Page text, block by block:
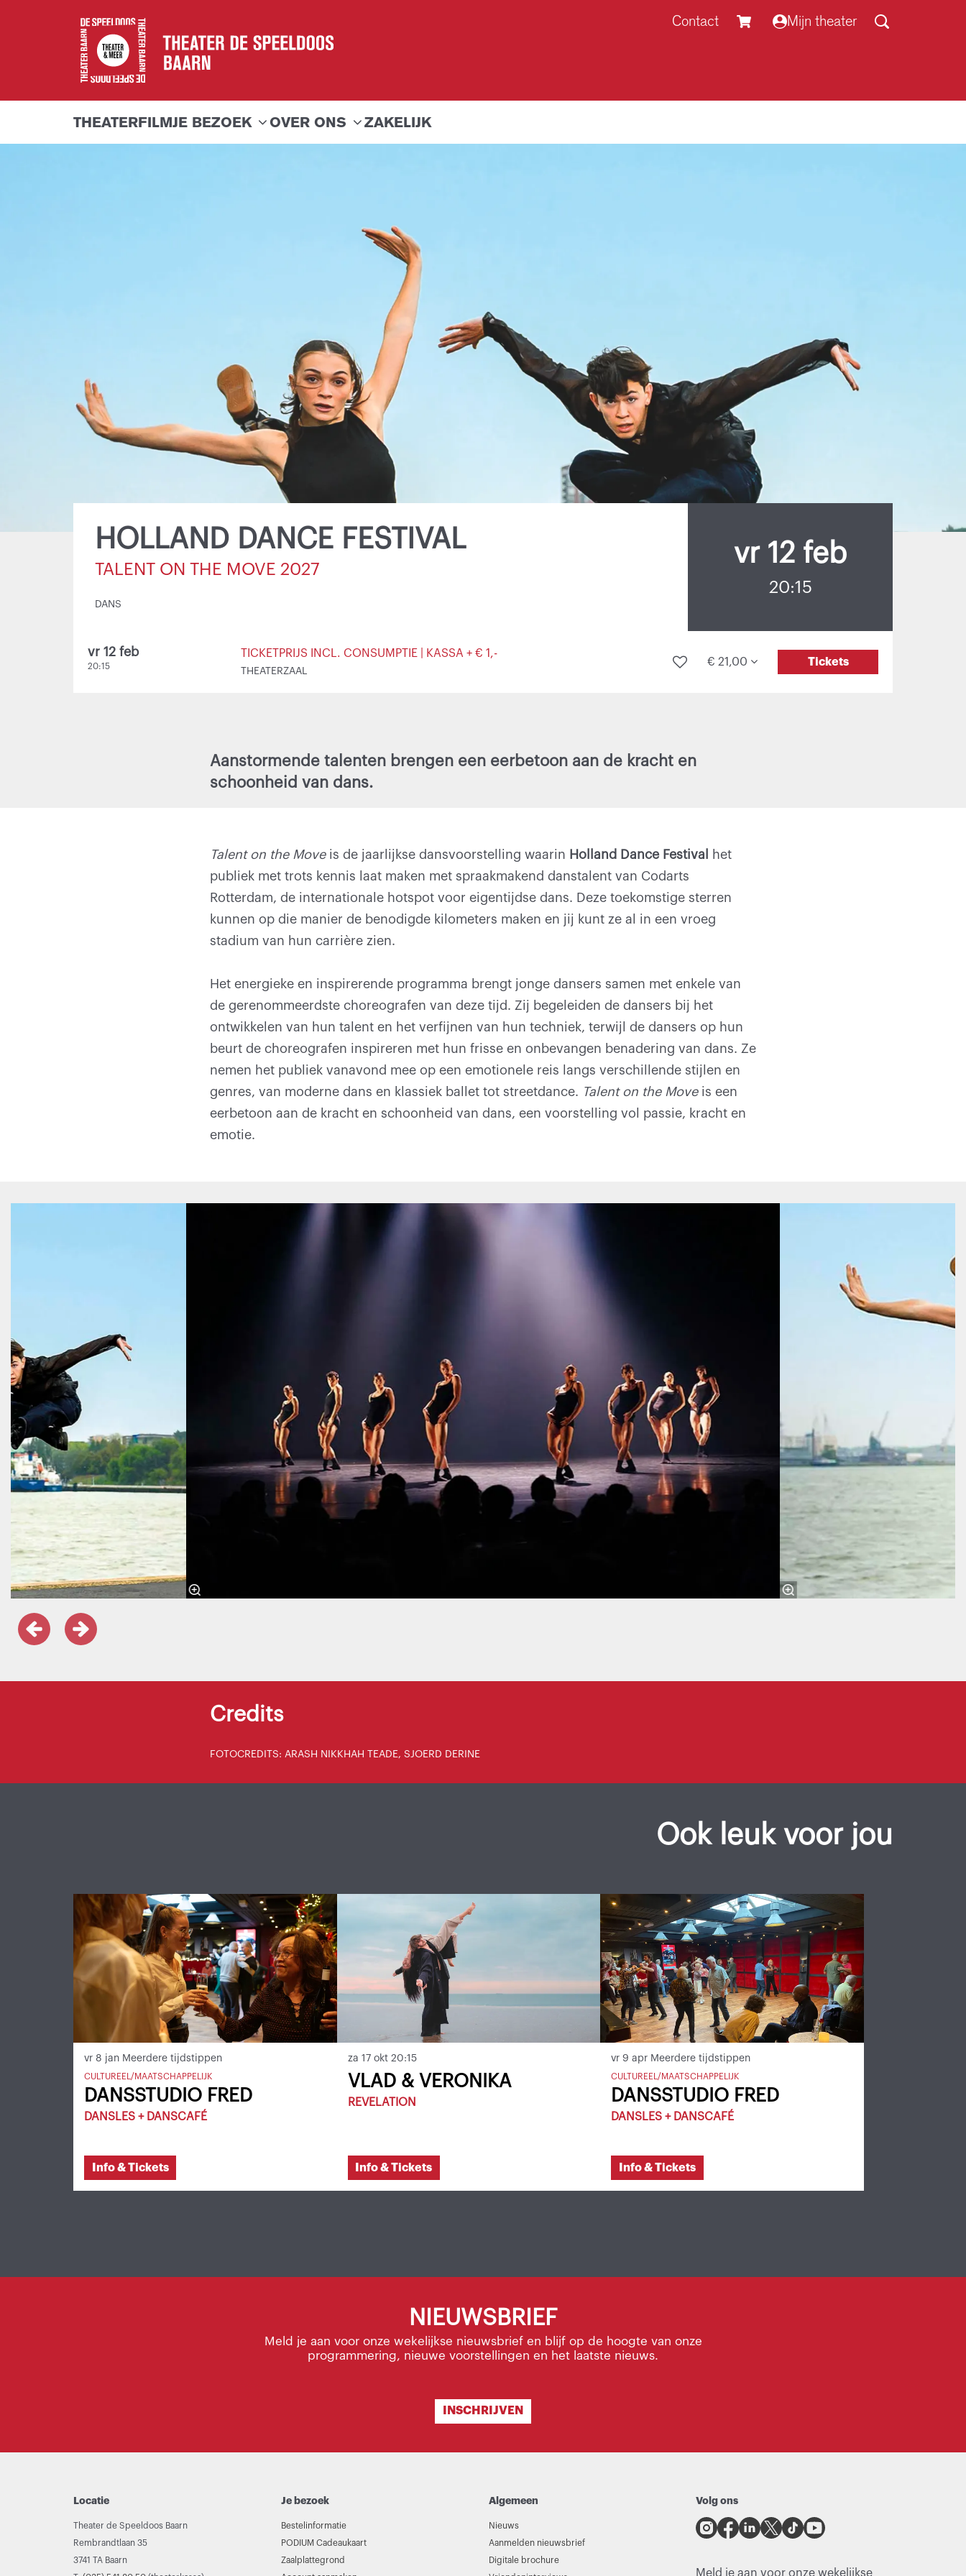
Contact Mijn theater
THEATERFILMJE BEZOEK OVER ONS ZAKELIJK
HOLLAND DANCE FESTIVAL
TALENT ON THE MOVE 2027
DANS
vr 12 feb
20:15
vr 12 feb
20:15
TICKETPRIJS INCL. CONSUMPTIE | KASSA + € 1,-
THEATERZAAL
€ 21,00 Tickets
Aanstormende talenten brengen een eerbetoon aan de kracht en
schoonheid van dans.
Talent on the Moveis de jaarlijkse dansvoorstelling waarin Holland Dance Festival
het
publiek met trots kennis laat maken met spraakmakend danstalent van Codarts
Rotterdam, de internationale hotspot voor eigentijdse dans. Deze toekomstige sterren
kunnen op die manier de benodigde kilometers maken en jij kunt ze al in een vroeg
stadium van hun carrière zien.
Het energieke en inspirerende programma brengt jonge dansers samen met enkele van
de gerenommeerdste choreografen van deze tijd. Zij begeleiden de dansers bij het
ontwikkelen van hun talent en het verfijnen van hun techniek, terwijl de dansers op hun
beurt de choreografen inspireren met hun frisse en onbevangen benadering van dans. Ze
nemen het publiek vanavond mee op een emotionele reis langs verschillende stijlen en
genres, van moderne dans en klassiek ballet tot streetdance. Talent on the Moveis een
eerbetoon aan de kracht en schoonheid van dans, een voorstelling vol passie, kracht en
emotie.
Credits
FOTOCREDITS: ARASH NIKKHAH TEADE, SJOERD DERINE
Ook leuk voor jou
DANSSTUDIO FRED
DANSLES + DANSCAFÉ
CULTUREEL/MAATSCHAPPELIJK
vr 8 jan Meerdere tijdstippen
Info & Tickets
VLAD & VERONIKA
REVELATION
za 17 okt 20:15
Info & Tickets
DANSSTUDIO FRED
DANSLES + DANSCAFÉ
CULTUREEL/MAATSCHAPPELIJK
vr 9 apr Meerdere tijdstippen
Info & Tickets
NIEUWSBRIEF
Meld je aan voor onze wekelijkse nieuwsbrief en blijf op de hoogte van onze
programmering, nieuwe voorstellingen en het laatste nieuws.
INSCHRIJVEN
Locatie
Theater de Speeldoos Baarn
Rembrandtlaan 35
3741 TA Baarn
Je bezoek
Bestelinformatie
PODIUM Cadeaukaart
Zaalplattegrond
Algemeen
Nieuws
Aanmelden nieuwsbrief
Digitale brochure
Volg ons
Meld je aan voor onze wekelijkse